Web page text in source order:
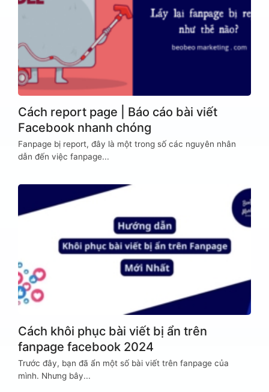
Cách report page | Báo cáo bài viết
Facebook nhanh chóng
Fanpage bị report, đây là một trong số các nguyên nhân
dẫn đến việc fanpage...
Cách khôi phục bài viết bị ẩn trên
fanpage facebook 2024
Trước đây, bạn đã ẩn một số bài viết trên fanpage của
mình. Nhưng bây...